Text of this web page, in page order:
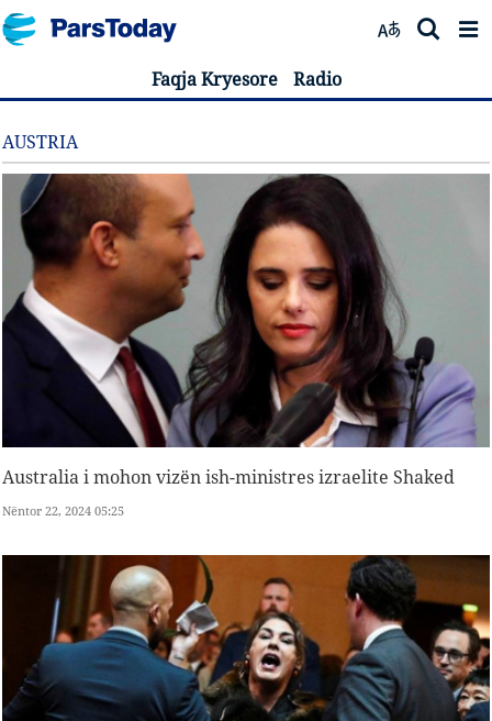
Faqja Kryesore Radio
AUSTRIA
Australia i mohon vizën ish-ministres izraelite Shaked
Nëntor 22, 2024 05:25